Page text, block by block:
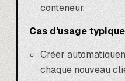
conteneur.
Cas d'usage
Créer
chaque nouveau